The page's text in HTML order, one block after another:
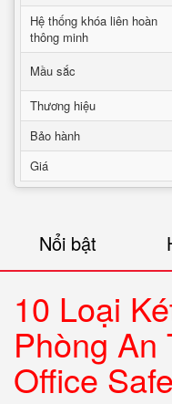
Hệ thống khóa liên hoàn
thông minh
Mầu sắc
Thương hiệu
Bảo hành
Giá
Nổi bật
10 Loại
Phòng An
Office